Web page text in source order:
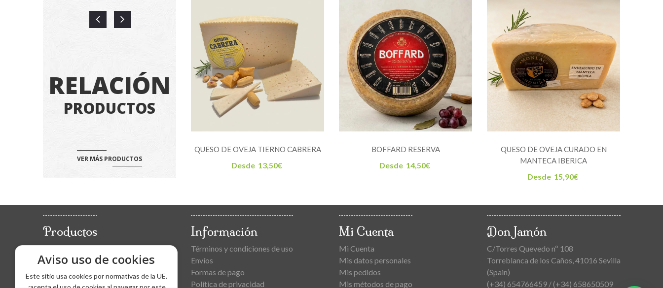
RELACIÓN
PRODUCTOS
VER MÁS PRODUCTOS
DON APOLONIO OVEJA CURADO
ARTESANO
QUESO DE OVEJA TIERNO CABRERA
Desde 13,50€
BOFFARD RESERVA
Desde 14,50€
QUESO DE OVEJA CURADO EN
MANTECA IBERICA
Desde 15,90€
Productos
Jamones
Paletas
Loncheados
Embutidos
Información
Términos y condiciones de uso
Envíos
Formas de pago
Política de privacidad
Mi Cuenta
Mi Cuenta
Mis datos personales
Mis pedidos
Mis métodos de pago
Don Jamón
C/Torres Quevedo nº 108
Torreblanca de los Caños, 41016 Sevilla
(Spain)
(+34) 654766459 / (+34) 658650509
Aviso uso de cookies
Este sitio usa cookies por normativas de la UE.